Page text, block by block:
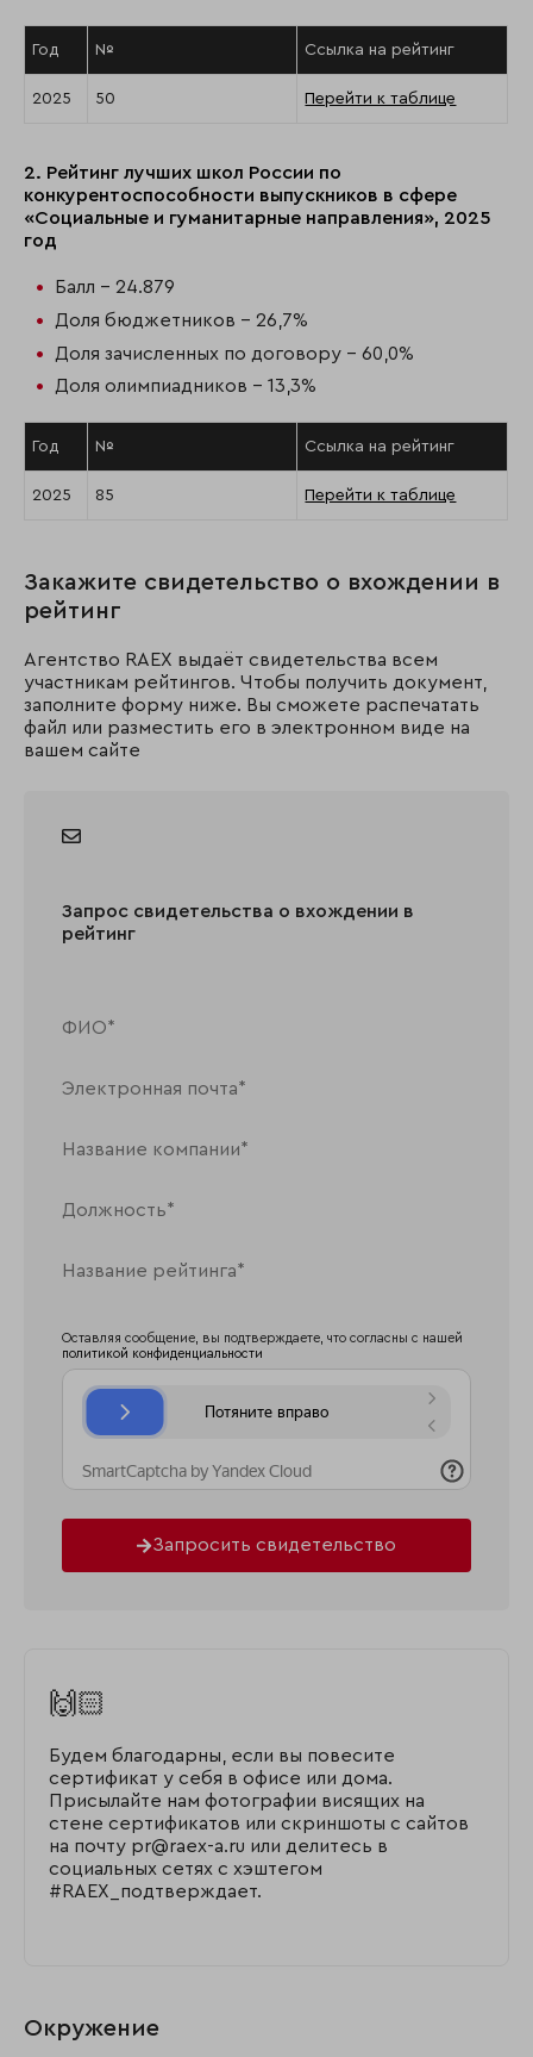
Год № Ссылка на рейтинг
2025 50 Перейти к таблице
2. Рейтинг лучших школ России по
конкурентоспособности выпускников в сфере
«Социальные и гуманитарные направления», 2025
год
Балл - 24.879
Доля бюджетников - 26,7%
Доля зачисленных по договору - 60,0%
Доля олимпиадников - 13,3%
Год № Ссылка на рейтинг
2025 85 Перейти к таблице
Закажите свидетельство о вхождении в
рейтинг
Агентство RAEX выдаёт свидетельства всем
участникам рейтингов. Чтобы получить документ,
заполните форму ниже. Вы сможете распечатать
файл или разместить его в электронном виде на
вашем сайте
Запрос свидетельства о вхождении в
рейтинг
Оставляя сообщение, вы подтверждаете, что согласны с нашей
политикой конфиденциальности
Запросить свидетельство
🙌🏻
Будем благодарны, если вы повесите
сертификат у себя в офисе или дома.
Присылайте нам фотографии висящих на
стене сертификатов или скриншоты с сайтов
на почту pr@raex-a.ru или делитесь в
социальных сетях с хэштегом
#RAEX_подтверждает.
Окружение